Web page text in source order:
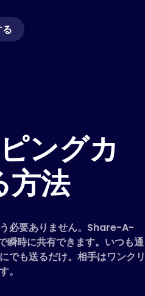
ングカ
方法
必要ありません。Share-A-
時に共有できます。いつも通
でも送るだけ。相手はワンクリ
。